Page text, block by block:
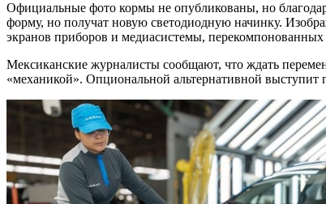
Официальные фото кормы не опубликованы, но
форму, но получат новую светодиодную начинку.
экранов приборов и медиасистемы,
Мексиканские журналисты сообщают, что ждать
«механикой». Опциональной альтернативной